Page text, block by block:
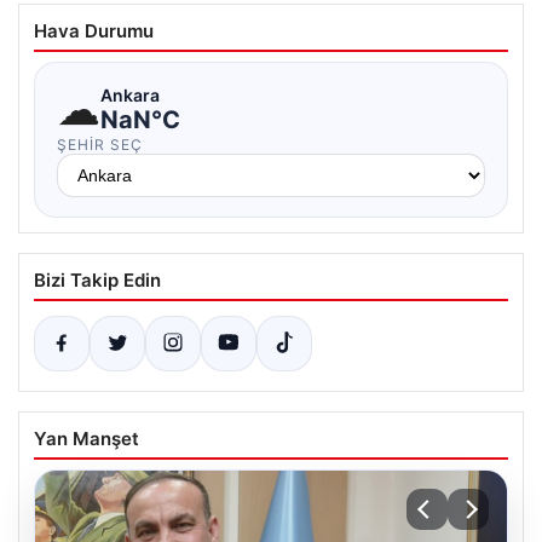
Hava Durumu
☁Ankara
NaN°C
ŞEHIR SEÇ
Bizi Takip Edin
Yan Manşet